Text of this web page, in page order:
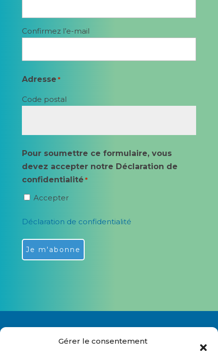
Gérer le consentement
Confirmez l’e-mail
Adresse *
Code postal
Pour soumettre ce formulaire, vous
devez accepter notre Déclaration de
confidentialité *
Accepter
Déclaration de confidentialité